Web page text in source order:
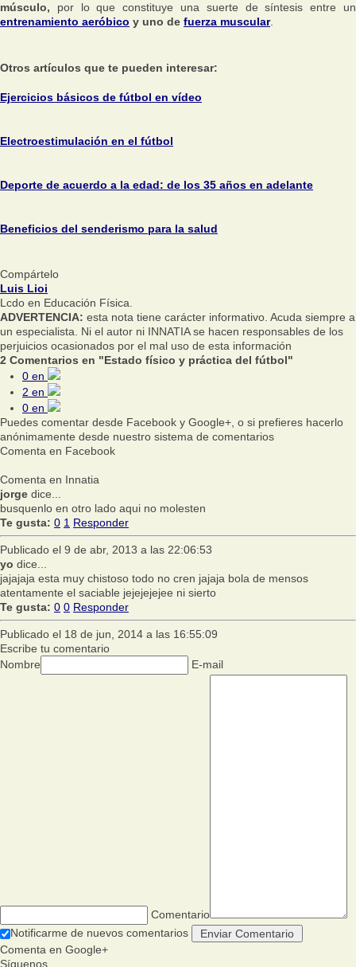
músculo, por lo que constituye una suerte de síntesis entre un
entrenamiento aeróbico y uno de fuerza muscular.
Otros artículos que te pueden interesar:
Ejercicios básicos de fútbol en vídeo
Electroestimulación en el fútbol
Deporte de acuerdo a la edad: de los 35 años en adelante
Beneficios del senderismo para la salud
Compártelo
Luis Lioi
Lcdo en Educación Física.
ADVERTENCIA: esta nota tiene carácter informativo. Acuda siempre a
un especialista. Ni el autor ni INNATIA se hacen responsables de los
perjuicios ocasionados por el mal uso de esta información
2 Comentarios en "Estado físico y práctica del fútbol"
0 en
2 en
0 en
Puedes comentar desde Facebook y Google+, o si prefieres hacerlo
anónimamente desde nuestro sistema de comentarios
Comenta en Facebook
Comenta en Innatia
jorge dice...
busquenlo en otro lado aqui no molesten
Te gusta: 0 1 Responder
Publicado el 9 de abr, 2013 a las 22:06:53
yo dice...
jajajaja esta muy chistoso todo no cren jajaja bola de mensos
atentamente el saciable jejejejejee ni sierto
Te gusta: 0 0 Responder
Publicado el 18 de jun, 2014 a las 16:55:09
Escribe tu comentario
Nombre
E-mail
Comentario
Notificarme de nuevos comentarios
Comenta en Google+
Síguenos